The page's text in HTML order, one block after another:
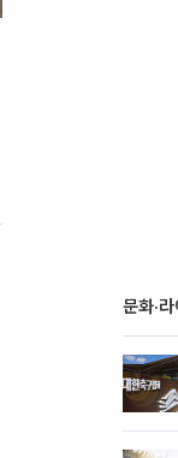
문화·